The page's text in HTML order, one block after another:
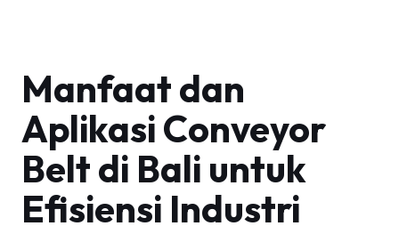
Manfaat dan
Aplikasi Conveyor
Belt di Bali untuk
Efisiensi Industri